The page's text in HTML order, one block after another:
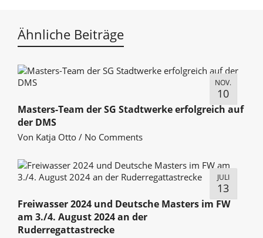
Ähnliche Beiträge
NOV.
10
Masters-Team der SG Stadtwerke erfolgreich auf
der DMS
Von Katja Otto / No Comments
JULI
13
Freiwasser 2024 und Deutsche Masters im FW
am 3./4. August 2024 an der
Ruderregattastrecke